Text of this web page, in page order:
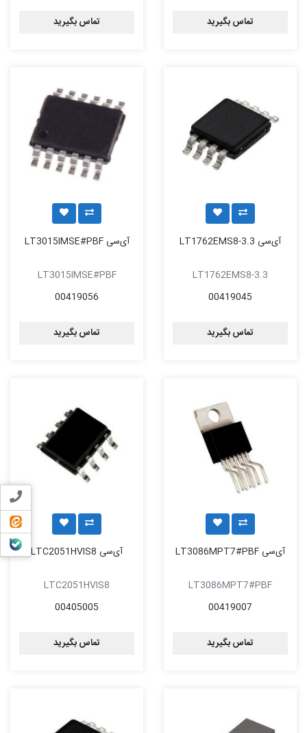
تماس
ایتا
بله
تماس بگیرید تماس بگیرید
آی‌سی LT1762EMS8-3.3
LT1762EMS8-3.3
00419045
تماس بگیرید
آی‌سی LT3015IMSE#PBF
LT3015IMSE#PBF
00419056
تماس بگیرید
آی‌سی LT3086MPT7#PBF
LT3086MPT7#PBF
00419007
تماس بگیرید
آی‌سی LTC2051HVIS8
LTC2051HVIS8
00405005
تماس بگیرید